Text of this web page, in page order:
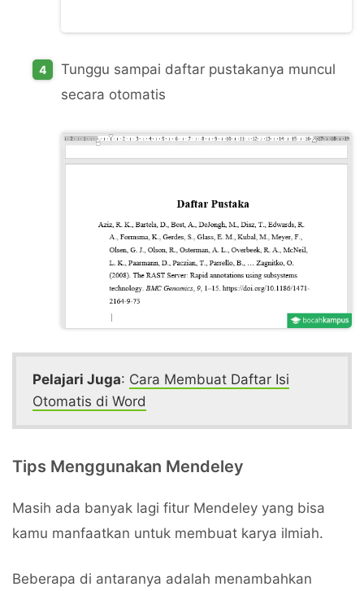
Tunggu sampai daftar pustakanya muncul
secara otomatis
Pelajari Juga: Cara Membuat Daftar Isi
Otomatis di Word
Tips Menggunakan Mendeley
Masih ada banyak lagi fitur Mendeley yang bisa
kamu manfaatkan untuk membuat karya ilmiah.
Beberapa di antaranya adalah menambahkan